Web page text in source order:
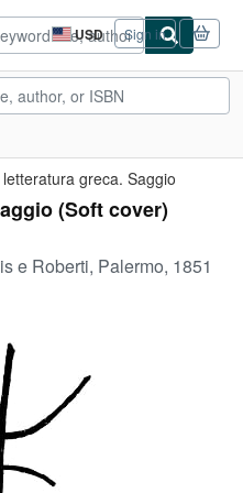
USD
Site
shopping
preferences
Sign in
greca. Saggio
(Soft cover)
e Roberti, Palermo, 1851